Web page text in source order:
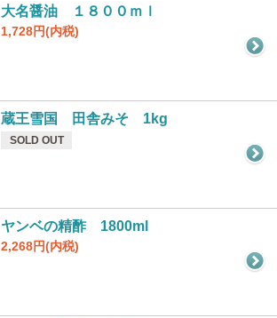
大名醤油 １８００ｍｌ
1,728円(内税)
蔵王雪国 田舎みそ 1kg
SOLD OUT
ヤンベの精酢 1800ml
2,268円(内税)